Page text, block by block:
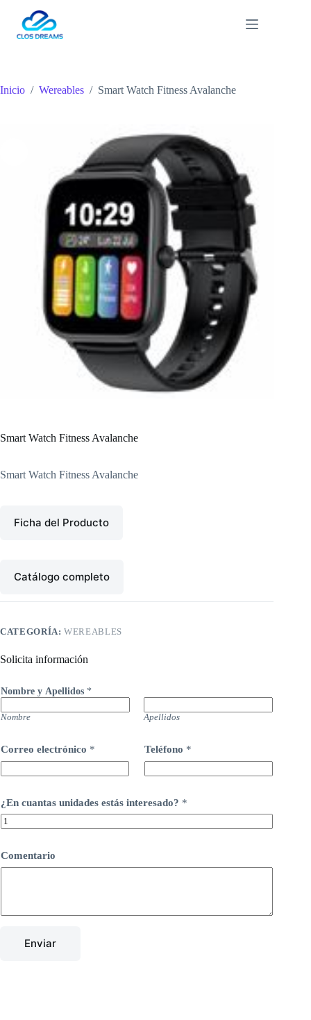
contenido
Inicio / Wereables / Smart Watch Fitness Avalanche
Smart Watch Fitness Avalanche
Smart Watch Fitness Avalanche
Ficha del Producto
Catálogo completo
CATEGORÍA:WEREABLES
Solicita información
Nombre y Apellidos *
Nombre Apellidos
Correo electrónico * Teléfono *
¿En cuantas unidades estás interesado? *
Comentario
Enviar